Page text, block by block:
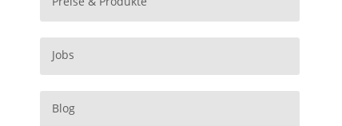
Jobs
Blog